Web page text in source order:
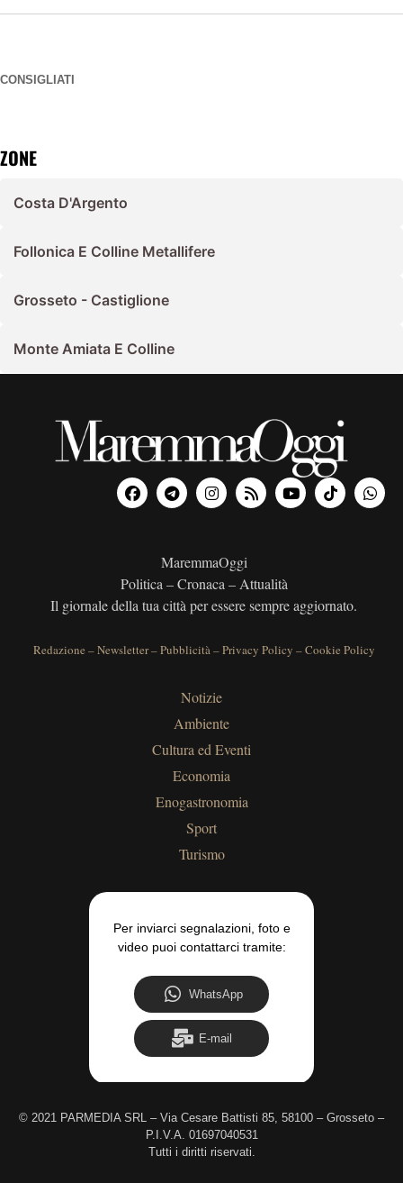
CONSIGLIATI
ZONE
Costa D'Argento
Follonica E Colline Metallifere
Grosseto - Castiglione
Monte Amiata E Colline
MaremmaOggi
Politica – Cronaca – Attualità
Il giornale della tua città per essere sempre aggiornato.
Redazione –Newsletter–Pubblicità–Privacy Policy –Cookie Policy
Notizie
Ambiente
Cultura ed Eventi
Economia
Enogastronomia
Sport
Turismo
Per inviarci segnalazioni, foto e
video puoi contattarci tramite:
WhatsApp
E-mail
© 2021 PARMEDIA SRL – Via Cesare Battisti 85, 58100 – Grosseto –
P.I.V.A. 01697040531
Tutti i diritti riservati.